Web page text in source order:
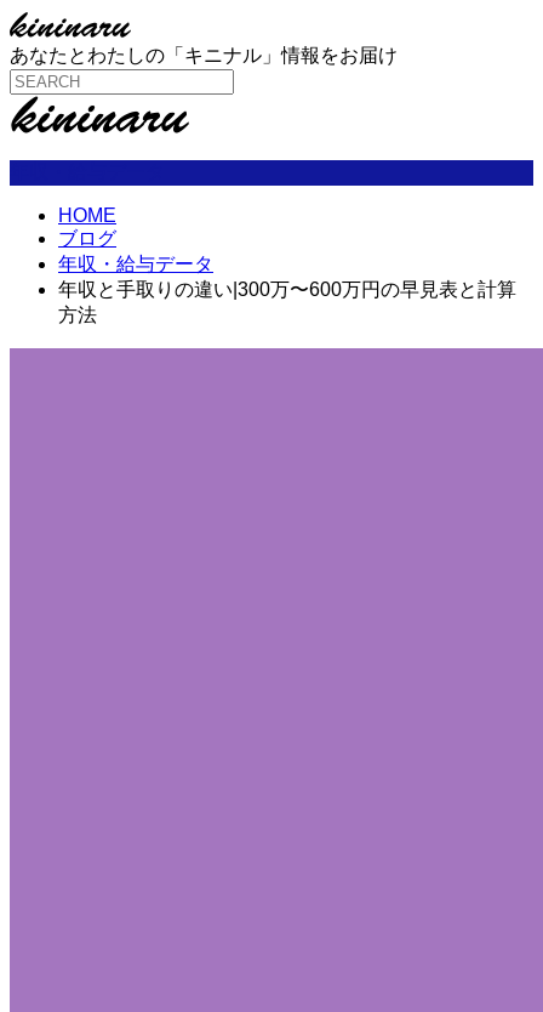
あなたとわたしの「キニナル」情報をお届け
HOME
ブログ
年収・給与データ
年収と手取りの違い|300万〜600万円の早見表と計算
方法